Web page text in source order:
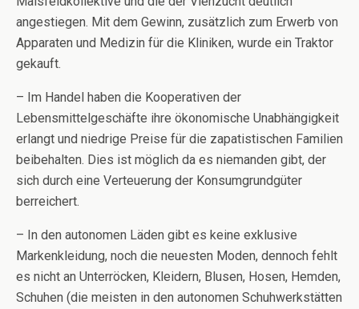
angestiegen. Mit dem Gewinn, zusätzlich zum Erwerb von
Apparaten und Medizin für die Kliniken, wurde ein Traktor
gekauft.
– Im Handel haben die Kooperativen der
Lebensmittelgeschäfte ihre ökonomische Unabhängigkeit
erlangt und niedrige Preise für die zapatistischen Familien
beibehalten. Dies ist möglich da es niemanden gibt, der
sich durch eine Verteuerung der Konsumgrundgüter
berreichert.
– In den autonomen Läden gibt es keine exklusive
Markenkleidung, noch die neuesten Moden, dennoch fehlt
es nicht an Unterröcken, Kleidern, Blusen, Hosen, Hemden,
Schuhen (die meisten in den autonomen Schuhwerkstätten